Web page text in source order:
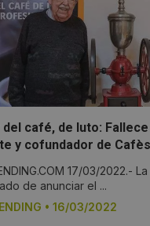
café, de luto:
y cofundador de
17/03/2022.-
de anunciar el ...
• 16/03/2022